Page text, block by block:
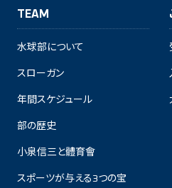
TEAM
水球部について
スローガン
年間スケジュール
部の歴史
小泉信三と體育會
スポーツが与える3つの宝